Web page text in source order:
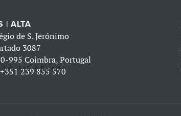
| ALTA
de S. Jerónimo
3087
995 Coimbra, Portugal
+351 239 855 570